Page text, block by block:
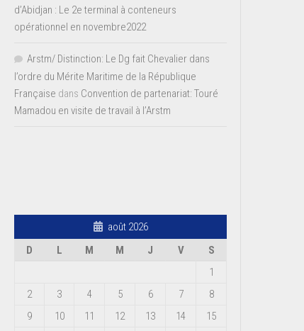
d’Abidjan : Le 2e terminal à conteneurs
opérationnel en novembre2022
Arstm/ Distinction: Le Dg fait Chevalier dans
l’ordre du Mérite Maritime de la République
Française dans Convention de partenariat: Touré
Mamadou en visite de travail à l’Arstm
août 2026
D
L M M J V
S
1
2
3 4 5 6 7
8
9
10 11 12 13 14
15